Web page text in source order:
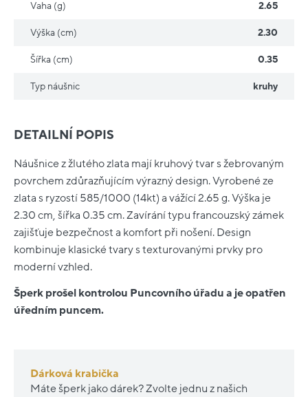
DETAILNÍ POPIS
Náušnice z žlutého zlata mají kruhový tvar s žebrovaným
povrchem zdůrazňujícím výrazný design. Vyrobené ze
zlata s ryzostí 585/1000 (14kt) a vážící 2.65 g. Výška je
2.30 cm, šířka 0.35 cm. Zavírání typu francouzský zámek
zajišťuje bezpečnost a komfort při nošení. Design
kombinuje klasické tvary s texturovanými prvky pro
moderní vzhled.
Šperk prošel kontrolou Puncovního úřadu a je opatřen
úředním puncem.
Dárková krabička
Máte šperk jako dárek? Zvolte jednu z našich
Vaha (g) 2.65
Výška (cm) 2.30
Šířka (cm) 0.35
Typ náušnic kruhy